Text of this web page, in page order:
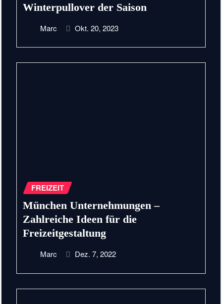
Winterpullover der Saison
Marc Okt. 20, 2023
FREIZEIT
München Unternehmungen –
Zahlreiche Ideen für die
Freizeitgestaltung
Marc Dez. 7, 2022